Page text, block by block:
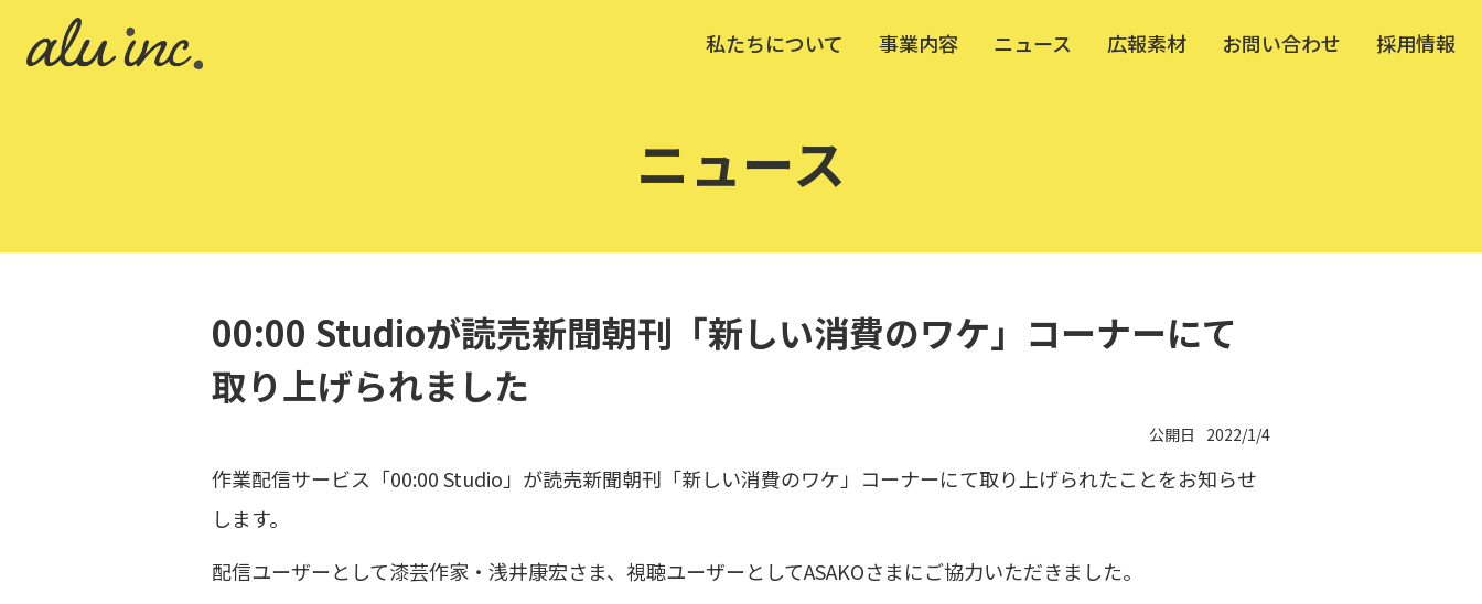
ニュース
00:00 Studioが読売新聞朝刊「新しい消費のワケ」コーナーにて
取り上げられました
公開日 2022/1/4
作業配信サービス「00:00 Studio」が読売新聞朝刊「新しい消費のワケ」コーナーにて取り上げられたことをお知らせ
します。
配信ユーザーとして漆芸作家・ 浅井康宏さま、視聴ユーザーとしてASAKOさまにご協力いただきました。
私たちについて 事業内容 ニュース 広報素材 お問い合わせ 採用情報